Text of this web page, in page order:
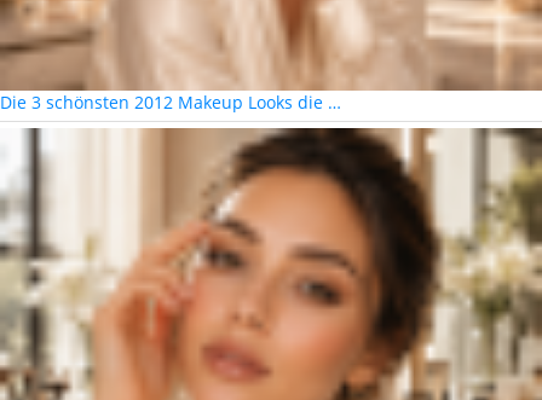
Die 3 schönsten 2012 Makeup Looks die …